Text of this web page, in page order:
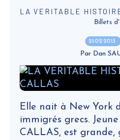
LA VERITABLE
Billets
21.02.2013
Par Dan
Elle nait à New York
immigrés grecs.
CALLAS, est grande,